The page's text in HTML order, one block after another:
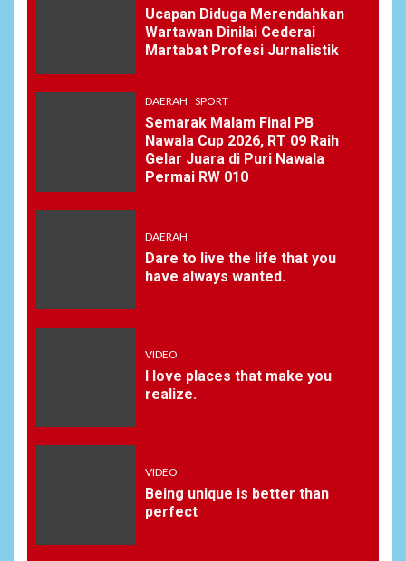
Ucapan Diduga Merendahkan
Wartawan Dinilai Cederai
Martabat Profesi Jurnalistik
DAERAH SPORT
Semarak Malam Final PB
Nawala Cup 2026, RT 09 Raih
Gelar Juara di Puri Nawala
Permai RW 010
DAERAH
Dare to live the life that you
have always wanted.
VIDEO
I love places that make you
realize.
VIDEO
Being unique is better than
perfect